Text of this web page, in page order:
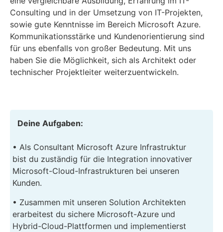
Consulting und in der Umsetzung von IT-Projekten,
sowie gute Kenntnisse im Bereich Microsoft Azure.
Kommunikationsstärke und Kundenorientierung sind
für uns ebenfalls von großer Bedeutung. Mit uns
haben Sie die Möglichkeit, sich als Architekt oder
technischer Projektleiter weiterzuentwickeln.
Deine Aufgaben:
• Als Consultant Microsoft Azure Infrastruktur
bist du zuständig für die Integration innovativer
Microsoft-Cloud-Infrastrukturen bei unseren
Kunden.
• Zusammen mit unseren Solution Architekten
erarbeitest du sichere Microsoft-Azure und
Hybrid-Cloud-Plattformen und implementierst